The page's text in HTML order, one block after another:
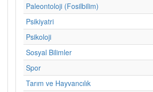
Paleontoloji (Fosilbilim)
Psikiyatri
Psikoloji
Sosyal Bilimler
Spor
Tarım ve Hayvancılık